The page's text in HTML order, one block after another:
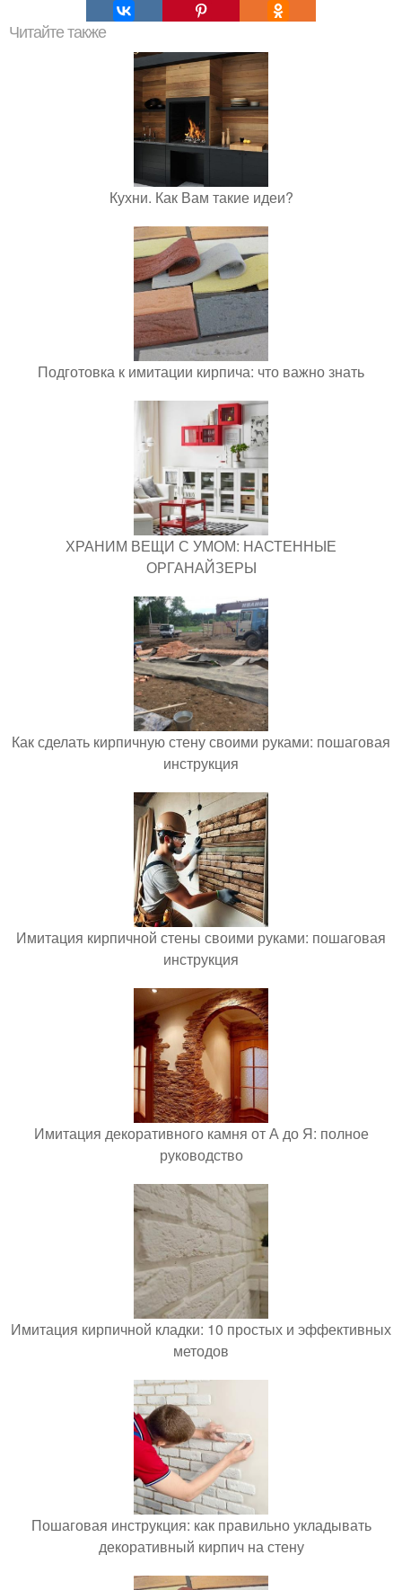
Читайте также
Кухни. Как Вам такие идеи?
Подготовка к имитации кирпича: что важно знать
ХРАНИМ ВЕЩИ С УМОМ: НАСТЕННЫЕ
ОРГАНАЙЗЕРЫ
Как сделать кирпичную стену своими руками: пошаговая
инструкция
Имитация кирпичной стены своими руками: пошаговая
инструкция
Имитация декоративного камня от А до Я: полное
руководство
Имитация кирпичной кладки: 10 простых и эффективных
методов
Пошаговая инструкция: как правильно укладывать
декоративный кирпич на стену